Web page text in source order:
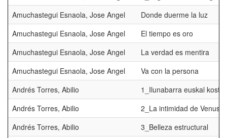
Amuchastegui Esnaola, Jose Angel
Donde duerme la luz
Amuchastegui Esnaola, Jose Angel
El tiempo es oro
Amuchastegui Esnaola, Jose Angel
La verdad es mentira
Amuchastegui Esnaola, Jose Angel
Va con la persona
Andrés Torres, Abilio
1_Ilunabarra euskal
Andrés Torres, Abilio
2_La intimidad de Venus
Andrés Torres, Abilio
3_Belleza estructural